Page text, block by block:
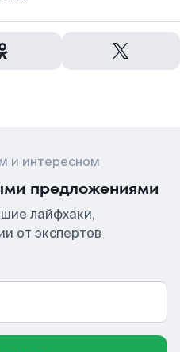
и интересном
предложениями
лайфхаки,
от экспертов